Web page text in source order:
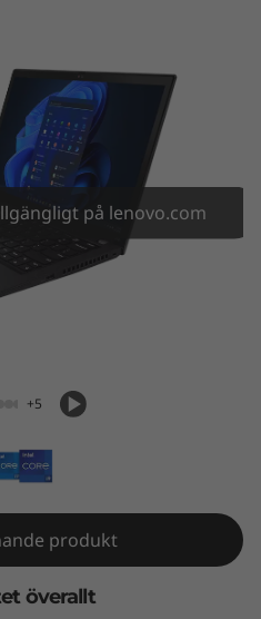
på lenovo.com
+5
produkt
överallt